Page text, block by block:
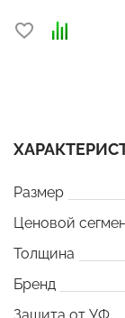
Размер
Ценовой
Толщина
Бренд
Защита от УФ